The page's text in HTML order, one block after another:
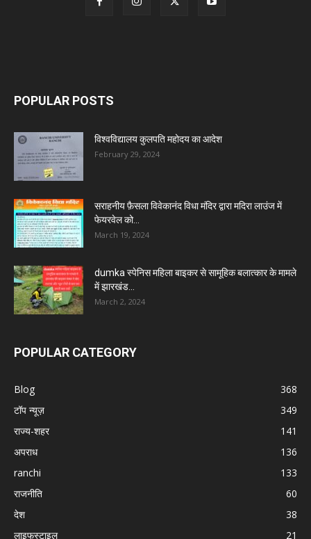
POPULAR POSTS
विश्वविद्यालय कुलपति महोदय का आदेश
February 29, 2024
सराहनीय फ़ैसला विवेकानंद विधा मंदिर द्वारा मदिरा लाउंज में
फेयरवेल को...
March 19, 2024
dumka स्पेनिस महिला बाइकर से सामूहिक बलात्कार के मामले
में झारखंड...
March 2, 2024
POPULAR CATEGORY
Blog
368
टॉप न्यूज़
349
राज्य-शहर
141
अपराध
136
ranchi
133
राजनीति
60
देश
38
लाइफस्टाइल
21